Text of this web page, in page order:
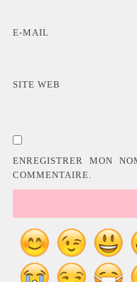
E-MAIL
SITE WEB
ENREGISTRER MON
COMMENTAIRE.